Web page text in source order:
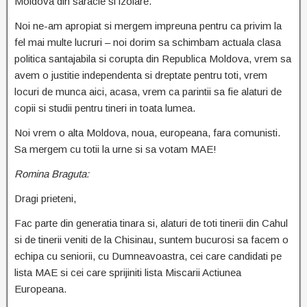
Noi ne-am apropiat si mergem impreuna pentru ca privim la
fel mai multe lucruri – noi dorim sa schimbam actuala clasa
politica santajabila si corupta din Republica Moldova, vrem sa
avem o justitie independenta si dreptate pentru toti, vrem
locuri de munca aici, acasa, vrem ca parintii sa fie alaturi de
copii si studii pentru tineri in toata lumea.
Noi vrem o alta Moldova, noua, europeana, fara comunisti.
Sa mergem cu totii la urne si sa votam MAE!
Romina Braguta:
Dragi prieteni,
Fac parte din generatia tinara si, alaturi de toti tinerii din Cahul
si de tinerii veniti de la Chisinau, suntem bucurosi sa facem o
echipa cu seniorii, cu Dumneavoastra, cei care candidati pe
lista MAE si cei care sprijiniti lista Miscarii Actiunea
Europeana.